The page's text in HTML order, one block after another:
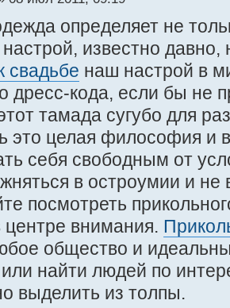
определяет не
известно
свадьбе наш настрой в
дресс-кода, если бы не
тамада сугубо для
это целая философия и
себя свободным от
в остроумии и
посмотреть
центре внимания.
общество и
найти людей по
выделить из толпы.